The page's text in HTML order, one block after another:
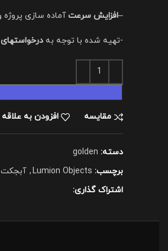
–افزایش سرعتآماده سازی پروژه
-تهیه شده با توجه به درخواستهای
مقايسه افزودن به
دسته: golden
برچسب: Lumion Objects
, آبجکت
اشتراک گذاری: